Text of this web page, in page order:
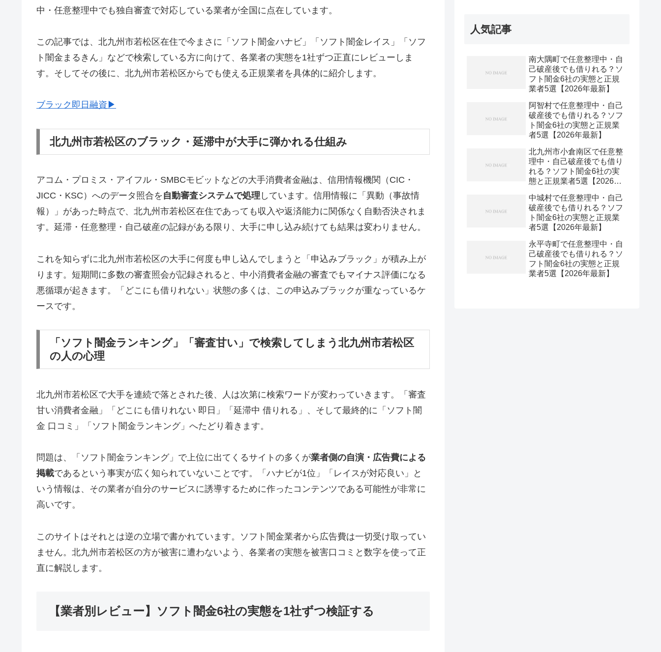
中・任意整理中でも独自審査で対応している業者が全国に点在しています。
この記事では、北九州市若松区在住で今まさに「ソフト闇金ハナビ」「ソフト闇金レイス」「ソフ
ト闇金まるきん」などで検索している方に向けて、各業者の実態を1社ずつ正直にレビューしま
す。そしてその後に、北九州市若松区からでも使える正規業者を具体的に紹介します。
ブラック即日融資▶
北九州市若松区のブラック・延滞中が大手に弾かれる仕組み
アコム・プロミス・アイフル・SMBCモビットなどの大手消費者金融は、信用情報機関（CIC・
JICC・KSC）へのデータ照合を 自動審査システムで処理 しています。信用情報に「異動（事故情
報）」があった時点で、北九州市若松区在住であっても収入や返済能力に関係なく自動否決されま
す。延滞・任意整理・自己破産の記録がある限り、大手に申し込み続けても結果は変わりません。
これを知らずに北九州市若松区の大手に何度も申し込んでしまうと「申込みブラック」が積み上が
ります。短期間に多数の審査照会が記録されると、中小消費者金融の審査でもマイナス評価になる
悪循環が起きます。「どこにも借りれない」状態の多くは、この申込みブラックが重なっているケ
ースです。
「ソフト闇金ランキング」「審査甘い」で検索してしまう北九州市若松区
の人の心理
北九州市若松区で大手を連続で落とされた後、人は次第に検索ワードが変わっていきます。「審査
甘い消費者金融」「どこにも借りれない 即日」「延滞中 借りれる」、そして最終的に「ソフト闇
金 口コミ」「ソフト闇金ランキング」へたどり着きます。
問題は、「ソフト闇金ランキング」で上位に出てくるサイトの多くが業者側の自演・広告費による
掲載であるという事実が広く知られていないことです。「ハナビが1位」「レイスが対応良い」と
いう情報は、その業者が自分のサービスに誘導するために作ったコンテンツである可能性が非常に
高いです。
このサイトはそれとは逆の立場で書かれています。ソフト闇金業者から広告費は一切受け取ってい
ません。北九州市若松区の方が被害に遭わないよう、各業者の実態を被害口コミと数字を使って正
直に解説します。
【業者別レビュー】ソフト闇金6社の実態を1社ずつ検証する
人気記事
南大隅町で任意整理中・自
己破産後でも借りれる？ソ
フト闇金6社の実態と正規
業者5選【2026年最新】
阿智村で任意整理中・自己
破産後でも借りれる？ソフ
ト闇金6社の実態と正規業
者5選【2026年最新】
北九州市小倉南区で任意整
理中・自己破産後でも借り
れる？ソフト闇金6社の実
態と正規業者5選【2026年
中城村で任意整理中・自己
破産後でも借りれる？ソフ
ト闇金6社の実態と正規業
者5選【2026年最新】
永平寺町で任意整理中・自
己破産後でも借りれる？ソ
フト闇金6社の実態と正規
業者5選【2026年最新】